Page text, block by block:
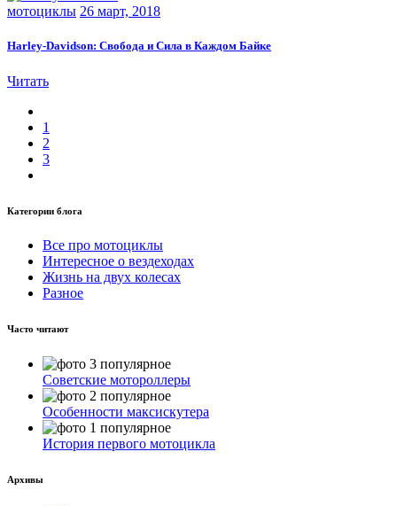
мотоциклы 26 март, 2018
Harley-Davidson: Свобода и Сила в Каждом Байке
Читать
1
2
3
Категории блога
Все про мотоциклы
Интересное о вездеходах
Жизнь на двух колесах
Разное
Часто читают
Советские мотороллеры
Особенности максискутера
История первого мотоцикла
Архивы